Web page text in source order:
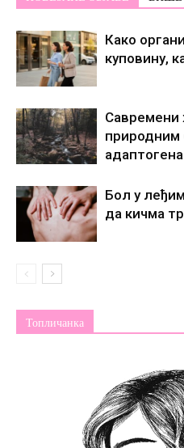
Како
куповину,
Савремени
природним
адаптогена
Бол у
да кичма
Топличанка